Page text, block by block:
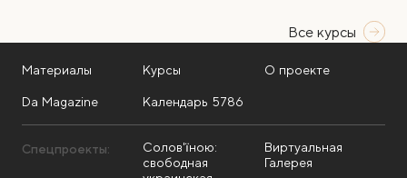
Все курсы
Материалы Курсы О проекте
Da Magazine Календарь 5786
Спецпроекты:
Солов'їною:
свободная
Виртуальная
Галерея